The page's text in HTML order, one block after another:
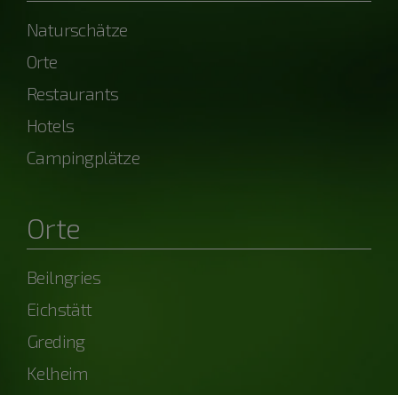
Naturschätze
Orte
Restaurants
Hotels
Campingplätze
Orte
Beilngries
Eichstätt
Greding
Kelheim